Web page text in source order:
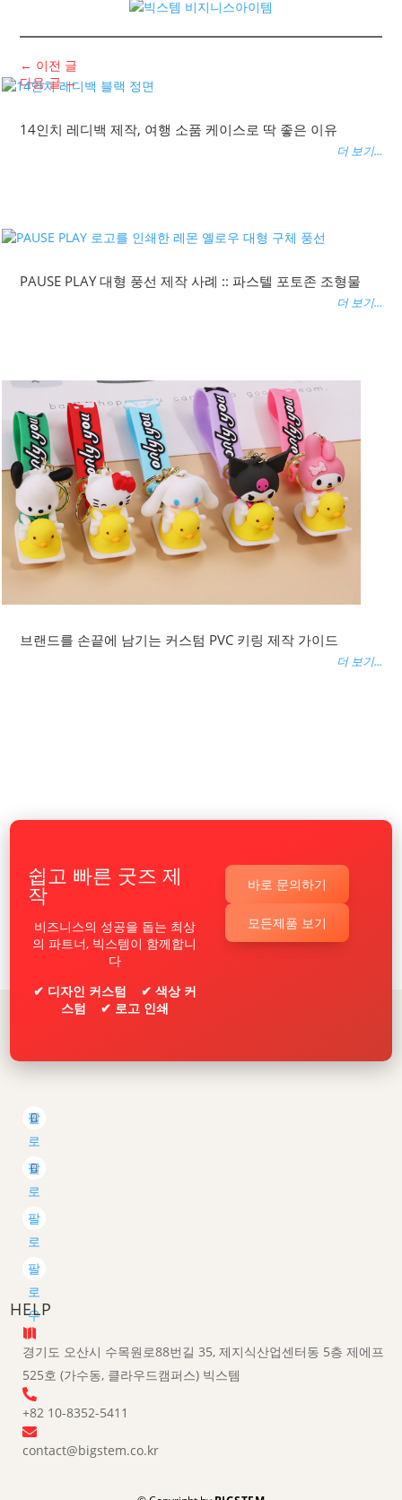
← 이전 글
다음 글→
14인치 레디백 제작, 여행 소품 케이스로 딱 좋은 이유
더 보기...
PAUSE PLAY 대형 풍선 제작 사례 :: 파스텔 포토존 조형물
더 보기...
브랜드를 손끝에 남기는 커스텀 PVC 키링 제작 가이드
더 보기...
쉽고 빠른 굿즈 제
작
비즈니스의 성공을 돕는 최상
의 파트너, 빅스템이 함께합니
다
✔ 디자인 커스텀 ✔ 색상 커
스텀 ✔ 로고 인쇄
바로 문의하기
모든제품 보기
팔
로
우
팔
로
우
팔
로
우
팔
로
우
HELP

경기도 오산시 수목원로88번길 35, 제지식산업센터동 5층 제에프
525호 (가수동, 클라우드캠퍼스) 빅스템

+82 10-8352-5411

contact@bigstem.co.kr